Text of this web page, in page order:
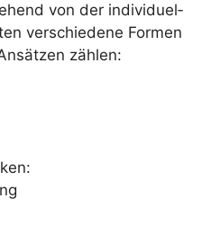
von der indi­vi­du­el­
ver­schie­de­ne For­men
zählen: